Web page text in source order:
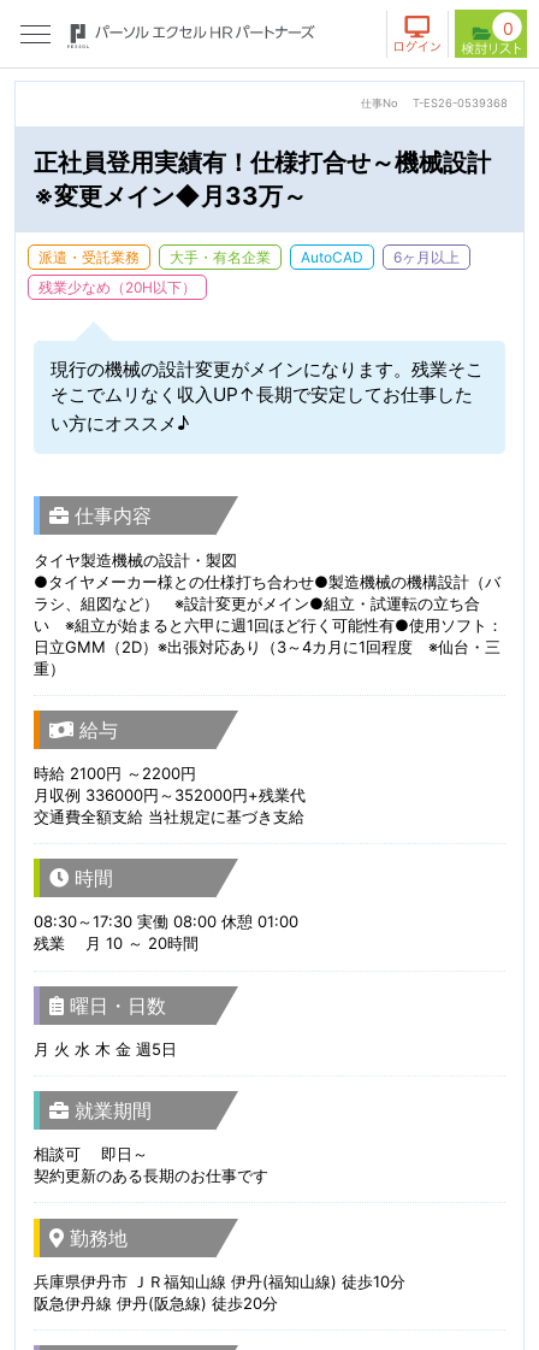
0
仕事No T-ES26-0539368
正社員登用実績有！仕様打合せ～機械設計
※変更メイン◆月33万～
派遣・受託業務 大手・有名企業 AutoCAD
6ヶ月以上
残業少なめ（20H以下）
現行の機械の設計変更がメインになります。残業そこ
そこでムリなく収入UP↑長期で安定してお仕事した
い方にオススメ♪
仕事内容
タイヤ製造機械の設計・製図
●タイヤメーカー様との仕様打ち合わせ●製造機械の機構設計（バ
ラシ、組図など） ※設計変更がメイン●組立・試運転の立ち合
い ※組立が始まると六甲に週1回ほど行く可能性有●使用ソフト：
日立GMM（2D）※出張対応あり（3～4カ月に1回程度 ※仙台・三
重）
給与
時給 2100円 ～2200円
月収例 336000円～352000円+残業代
交通費全額支給 当社規定に基づき支給
時間
08:30～17:30 実働 08:00 休憩 01:00
残業 月 10 ～ 20時間
曜日・日数
月 火 水 木 金 週5日
就業期間
相談可 即日～
契約更新のある長期のお仕事です
勤務地
兵庫県伊丹市 ＪＲ福知山線 伊丹(福知山線) 徒歩10分
阪急伊丹線 伊丹(阪急線) 徒歩20分